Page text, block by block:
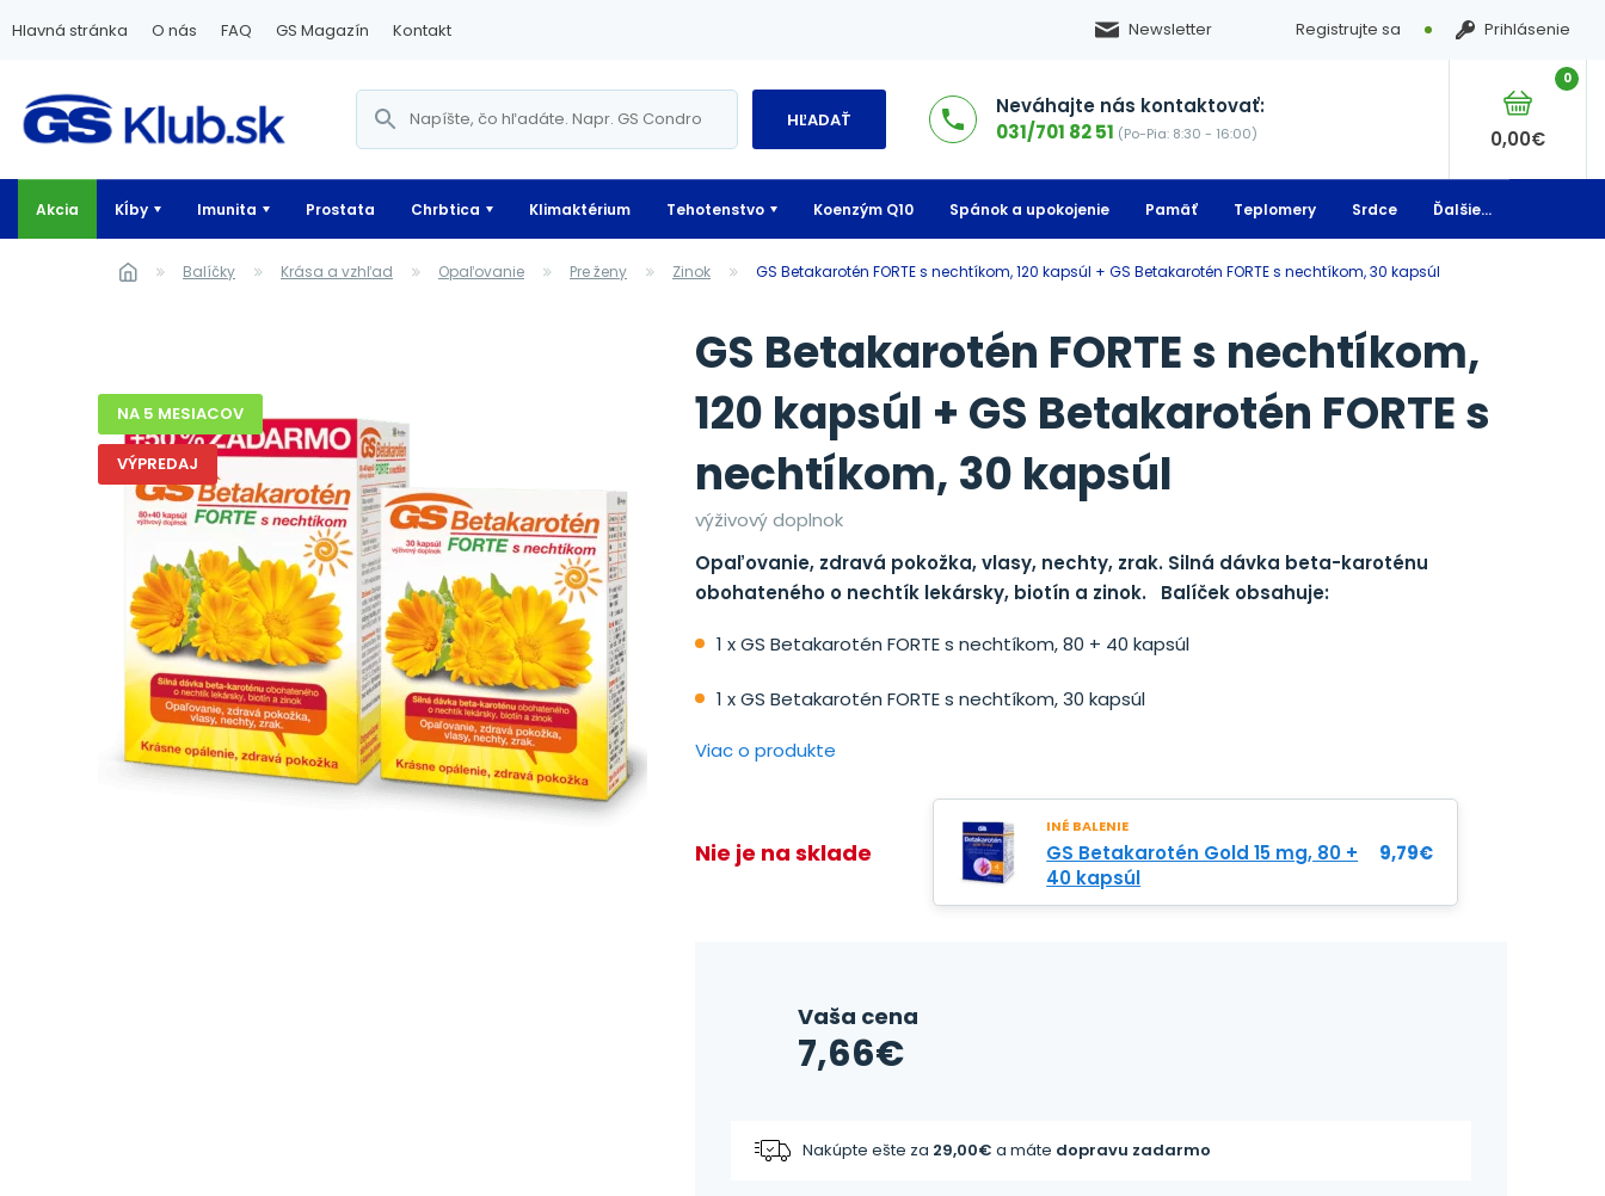
Hlavná stránka O nás FAQ GS Magazín Kontakt Newsletter Registrujte sa Prihlásenie
HĽADAŤ
Neváhajte nás kontaktovať:
031/701 82 51 (Po-Pia: 8:30 - 16:00)
0
0,00€
Akcia Kĺby Imunita Prostata Chrbtica Klimaktérium Tehotenstvo Koenzým Q10 Spánok a upokojenie Pamäť Teplomery Srdce Ďalšie...
Balíčky Krása a vzhľad Opaľovanie Pre ženy Zinok GS Betakarotén FORTE s nechtíkom, 120 kapsúl + GS Betakarotén FORTE s nechtíkom, 30 kapsúl
NA 5 MESIACOV
VÝPREDAJ
GS Betakarotén FORTE s nechtíkom,
120 kapsúl + GS Betakarotén FORTE s
nechtíkom, 30 kapsúl
výživový doplnok
Opaľovanie, zdravá pokožka, vlasy, nechty, zrak. Silná dávka beta-karoténu
obohateného o nechtík lekársky, biotín a zinok.
Balíček obsahuje:
1 x GS Betakarotén FORTE s nechtíkom, 80 + 40 kapsúl
1 x GS Betakarotén FORTE s nechtíkom, 30 kapsúl
Viac o produkte
Nie je na sklade
INÉ BALENIE
GS Betakarotén Gold 15 mg, 80 +
40 kapsúl
9,79€
Vaša cena
7,66€
Nakúpte ešte za 29,00€ a máte dopravu zadarmo